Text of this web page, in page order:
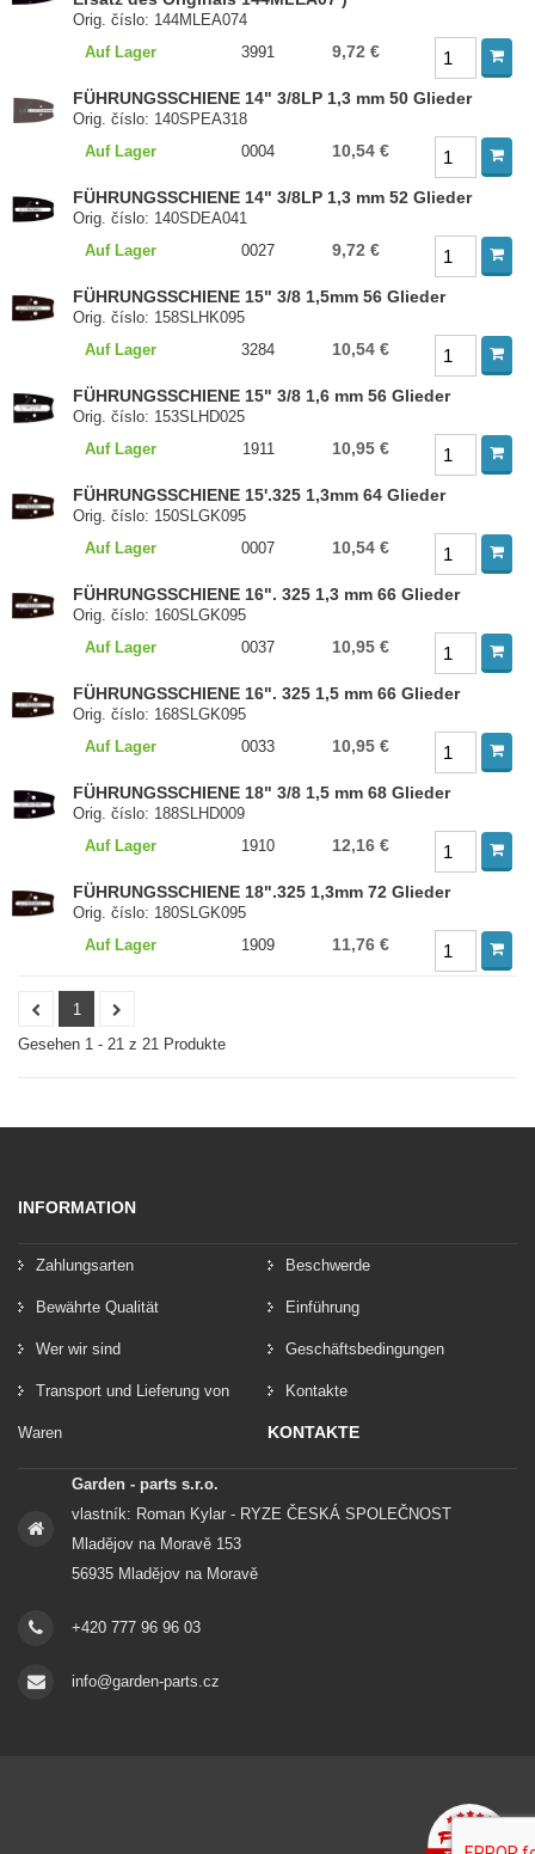
Orig. číslo: 144MLEA074
Auf Lager
3991 9,72 €
FÜHRUNGSSCHIENE 14" 3/8LP 1,3 mm 50 Glieder
Orig. číslo: 140SPEA318
Auf Lager
0004 10,54 €
FÜHRUNGSSCHIENE 14" 3/8LP 1,3 mm 52 Glieder
Orig. číslo: 140SDEA041
Auf Lager
0027 9,72 €
FÜHRUNGSSCHIENE 15" 3/8 1,5mm 56 Glieder
Orig. číslo: 158SLHK095
Auf Lager
3284 10,54 €
FÜHRUNGSSCHIENE 15" 3/8 1,6 mm 56 Glieder
Orig. číslo: 153SLHD025
Auf Lager
1911 10,95 €
FÜHRUNGSSCHIENE 15'.325 1,3mm 64 Glieder
Orig. číslo: 150SLGK095
Auf Lager
0007 10,54 €
FÜHRUNGSSCHIENE 16". 325 1,3 mm 66 Glieder
Orig. číslo: 160SLGK095
Auf Lager
0037 10,95 €
FÜHRUNGSSCHIENE 16". 325 1,5 mm 66 Glieder
Orig. číslo: 168SLGK095
Auf Lager
0033 10,95 €
FÜHRUNGSSCHIENE 18" 3/8 1,5 mm 68 Glieder
Orig. číslo: 188SLHD009
Auf Lager
1910 12,16 €
FÜHRUNGSSCHIENE 18".325 1,3mm 72 Glieder
Orig. číslo: 180SLGK095
Auf Lager
1909 11,76 €
1
Gesehen 1 - 21 z 21 Produkte
INFORMATION
Zahlungsarten Beschwerde
Bewährte Qualität Einführung
Wer wir sind Geschäftsbedingungen
Transport und Lieferung von
Waren
Kontakte
KONTAKTE
Garden - parts s.r.o.
vlastník: Roman Kylar - RYZE ČESKÁ SPOLEČNOST
Mladějov na Moravě 153
56935 Mladějov na Moravě
+420 777 96 96 03
info@garden-parts.cz